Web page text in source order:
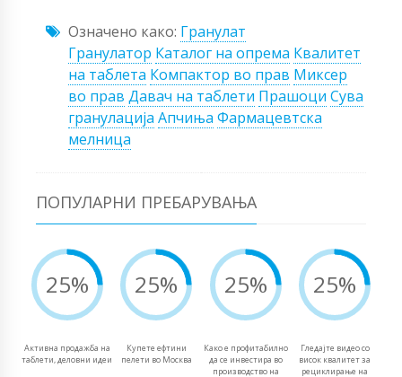
Означено како: Гранулат
Гранулатор Каталог на опрема Квалитет
на таблета Компактор во прав Миксер
во прав Давач на таблети Прашоци Сува
гранулација Апчиња Фармацевтска
мелница
ПОПУЛАРНИ ПРЕБАРУВАЊА
25%
Активна продажба на
таблети, деловни идеи
25%
Купете ефтини
пелети во Москва
25%
Како е профитабилно
да се инвестира во
производство на
25%
Гледајте видео со
висок квалитет за
рециклирање на